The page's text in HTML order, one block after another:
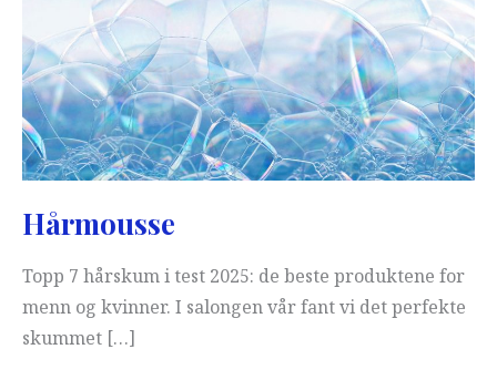
Hårmousse
Topp 7 hårskum i test 2025: de beste produktene for
menn og kvinner. I salongen vår fant vi det perfekte
skummet […]